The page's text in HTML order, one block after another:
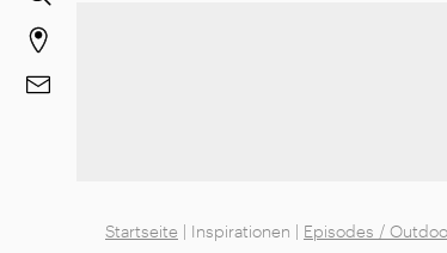
Gehen Sie zur Store-Seite
Gehe zu Kontakt
Startseite | Inspirationen | Episodes /